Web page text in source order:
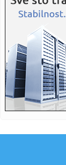
23:28:
žirija bil...
23:25:Dag
23:14:
godina ...
23:07:
donosi ...